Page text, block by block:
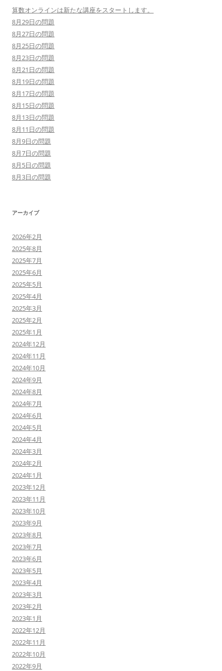
算数オンラインは新たな講座をスタートします。
8月29日の問題
8月27日の問題
8月25日の問題
8月23日の問題
8月21日の問題
8月19日の問題
8月17日の問題
8月15日の問題
8月13日の問題
8月11日の問題
8月9日の問題
8月7日の問題
8月5日の問題
8月3日の問題
アーカイブ
2026年2月
2025年8月
2025年7月
2025年6月
2025年5月
2025年4月
2025年3月
2025年2月
2025年1月
2024年12月
2024年11月
2024年10月
2024年9月
2024年8月
2024年7月
2024年6月
2024年5月
2024年4月
2024年3月
2024年2月
2024年1月
2023年12月
2023年11月
2023年10月
2023年9月
2023年8月
2023年7月
2023年6月
2023年5月
2023年4月
2023年3月
2023年2月
2023年1月
2022年12月
2022年11月
2022年10月
2022年9月